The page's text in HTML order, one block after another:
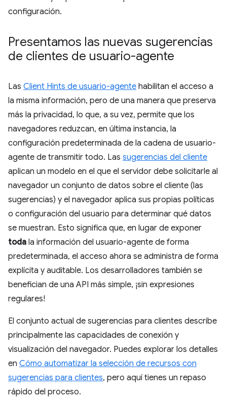
configuración.
Presentamos las nuevas sugerencias
de clientes de usuario-agente
Las Client Hints de usuario-agente habilitan el acceso a
la misma información, pero de una manera que preserva
más la privacidad, lo que, a su vez, permite que los
navegadores reduzcan, en última instancia, la
configuración predeterminada de la cadena de usuario-
agente de transmitir todo. Las sugerencias del cliente
aplican un modelo en el que el servidor debe solicitarle al
navegador un conjunto de datos sobre el cliente (las
sugerencias) y el navegador aplica sus propias políticas
o configuración del usuario para determinar qué datos
se muestran. Esto significa que, en lugar de exponer
toda la información del usuario-agente de forma
predeterminada, el acceso ahora se administra de forma
explícita y auditable. Los desarrolladores también se
benefician de una API más simple, ¡sin expresiones
regulares!
El conjunto actual de sugerencias para clientes describe
principalmente las capacidades de conexión y
visualización del navegador. Puedes explorar los detalles
en Cómo automatizar la selección de recursos con
sugerencias para clientes, pero aquí tienes un repaso
rápido del proceso.